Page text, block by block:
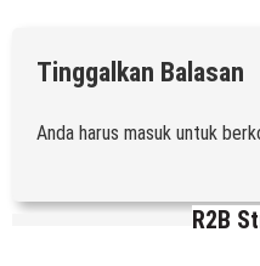
Tinggalkan Balasan
Anda harus masuk untuk
R2B